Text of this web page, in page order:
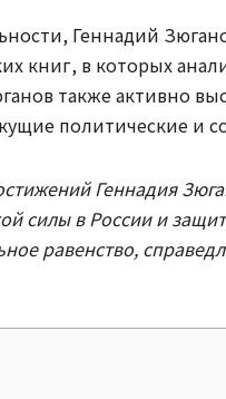
Геннадий
книг, в которых
также активно
политические и
Геннадия
силы в России и
равенство,